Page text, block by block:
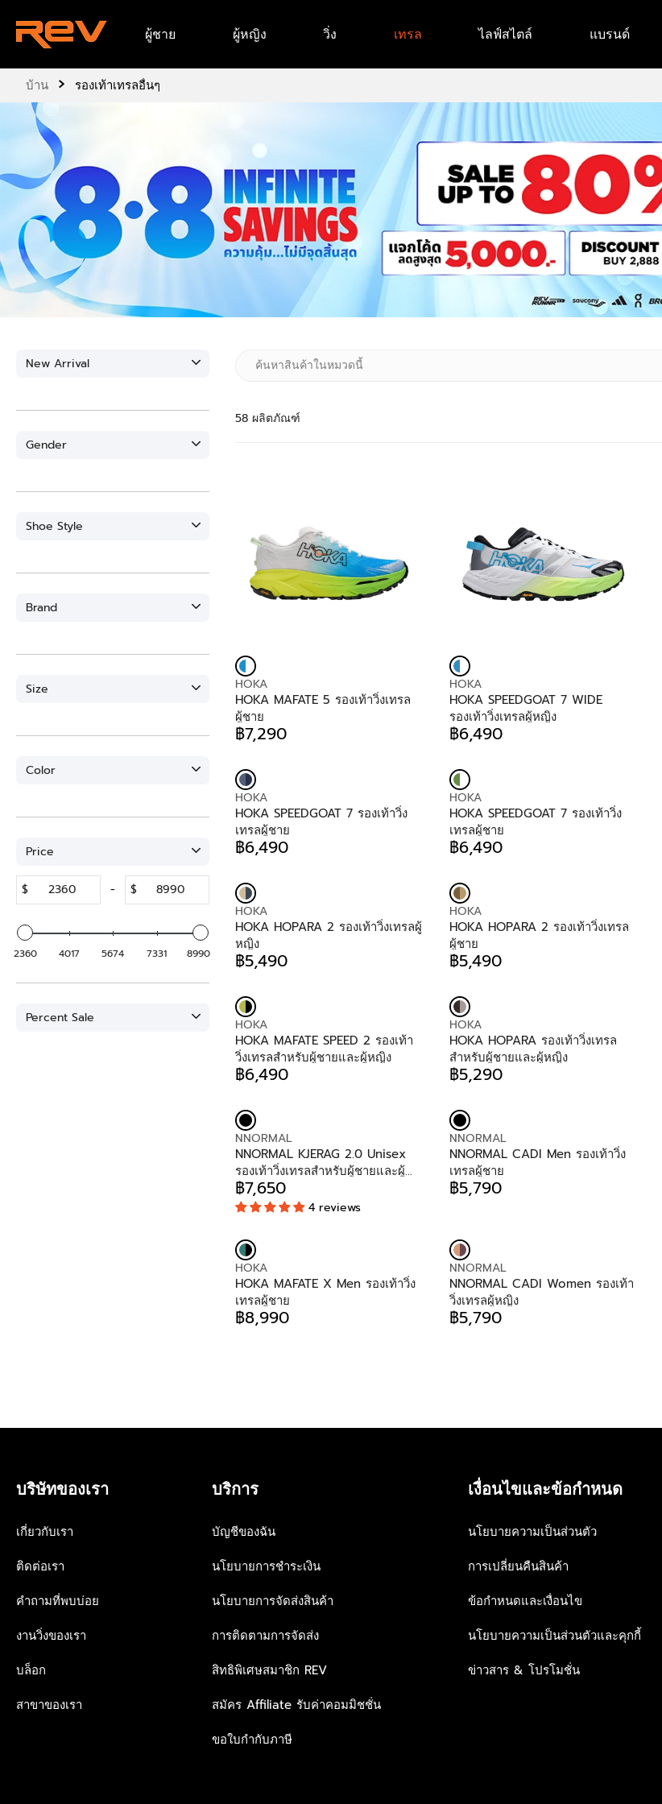
ข้าม
ไป
เนื้อหา
ผู้ชาย ผู้หญิง วิ่ง เทรล ไลฟ์สไตล์ แบรนด์
บ้าน › รองเท้าเทรลอื่นๆ
New Arrival
Gender
Shoe Style
Brand
Size
Color
Price
$ - $
2360 4017 5674 7331 8990
Percent Sale
58 ผลิตภัณฑ์
V
E
N
D
O
:
HOKA
HOKA MAFATE 5 รองเท้าวิ่งเทรล
ผู้ชาย
R
G
U
L
A
R
P
C
E
฿
7
,
2
0
฿7,290
V
E
N
D
O
:
HOKA
HOKA SPEEDGOAT 7 WIDE
รองเท้าวิ่งเทรลผู้หญิง
R
G
U
L
A
R
P
C
E
฿
6
,
4
0
฿6,490
V
E
N
D
O
:
HOKA
HOKA SPEEDGOAT 7 รองเท้าวิ่ง
เทรลผู้ชาย
R
G
U
L
A
R
P
C
E
฿
6
,
4
0
฿6,490
V
E
N
D
O
:
HOKA
HOKA SPEEDGOAT 7 รองเท้าวิ่ง
เทรลผู้ชาย
R
G
U
L
A
R
P
C
E
฿
6
,
4
0
฿6,490
V
E
N
D
O
:
HOKA
HOKA HOPARA 2 รองเท้าวิ่งเทรลผู้
หญิง
R
G
U
L
A
R
P
C
E
฿
5
,
4
9
฿5,490
V
E
N
D
O
:
HOKA
HOKA HOPARA 2 รองเท้าวิ่งเทรล
ผู้ชาย
R
G
U
L
A
R
P
C
E
฿
5
,
4
฿5,490
V
E
N
D
O
:
HOKA
HOKA MAFATE SPEED 2 รองเท้า
วิ่งเทรลสำหรับผู้ชายและผู้หญิง
R
G
U
L
A
R
P
R
E
฿
6
,
4
9
฿6,490
V
E
N
D
O
:
HOKA
HOKA HOPARA รองเท้าวิ่งเทรล
สำหรับผู้ชายและผู้หญิง
R
G
U
L
A
R
P
E
฿
5
,
2
9
฿5,290
V
E
N
D
O
R
NNORMAL
NNORMAL KJERAG 2.0 Unisex
รองเท้าวิ่งเทรลสำหรับผู้ชายและผู้
หญิง
R
E
U
L
A
R
P
R
฿7,650
4 reviews
V
E
N
D
O
NNORMAL
NNORMAL CADI Men รองเท้าวิ่ง
เทรลผู้ชาย
R
U
L
A
R
P
R
฿5,790
V
E
N
D
O
HOKA
HOKA MAFATE X Men รองเท้าวิ่ง
เทรลผู้ชาย
R
P
E
8
,
9
฿8,990
V
E
N
D
O
NNORMAL
NNORMAL CADI Women รองเท้า
วิ่งเทรลผู้หญิง
R
P
฿5,790
บริษัทของเรา
เกี่ยวกับเรา
ติดต่อเรา
คำถามที่พบบ่อย
งานวิ่งของเรา
บล็อก
สาขาของเรา
บริการ
บัญชีของฉัน
นโยบายการชำระเงิน
นโยบายการจัดส่งสินค้า
การติดตามการจัดส่ง
สิทธิพิเศษสมาชิก REV
สมัคร Affiliate รับค่าคอมมิชชั่น
ขอใบกำกับภาษี
เงื่อนไขและข้อกำหนด
นโยบายความเป็นส่วนตัว
การเปลี่ยนคืนสินค้า
ข้อกำหนดและเงื่อนไข
นโยบายความเป็นส่วนตัวและคุกกี้
ข่าวสาร & โปรโมชั่น